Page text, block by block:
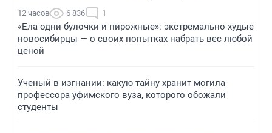
12 часов 6 836 1
«Ела одни булочки и пирожные»: экстремально худые
новосибирцы — о своих попытках набрать вес любой
ценой
Ученый в изгнании: какую тайну хранит могила
профессора уфимского вуза, которого обожали
студенты